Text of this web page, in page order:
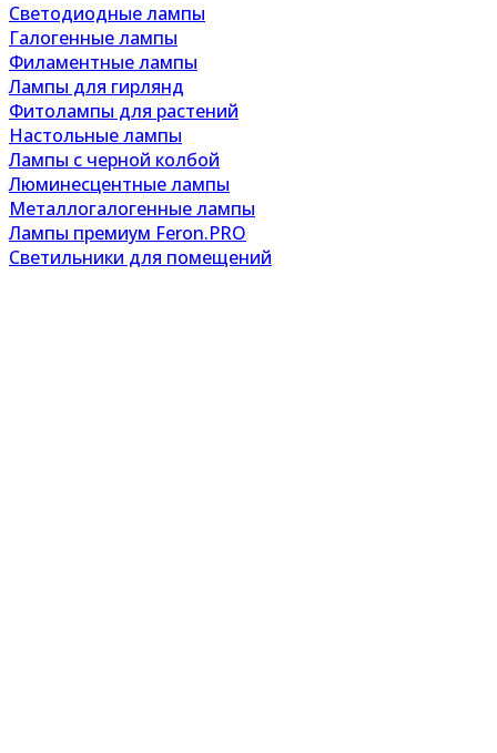
Светодиодные лампы
Галогенные лампы
Филаментные лампы
Лампы для гирлянд
Фитолампы для растений
Настольные лампы
Лампы с черной колбой
Люминесцентные лампы
Металлогалогенные лампы
Лампы премиум Feron.PRO
Светильники для помещений